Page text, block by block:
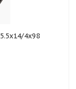
4x98